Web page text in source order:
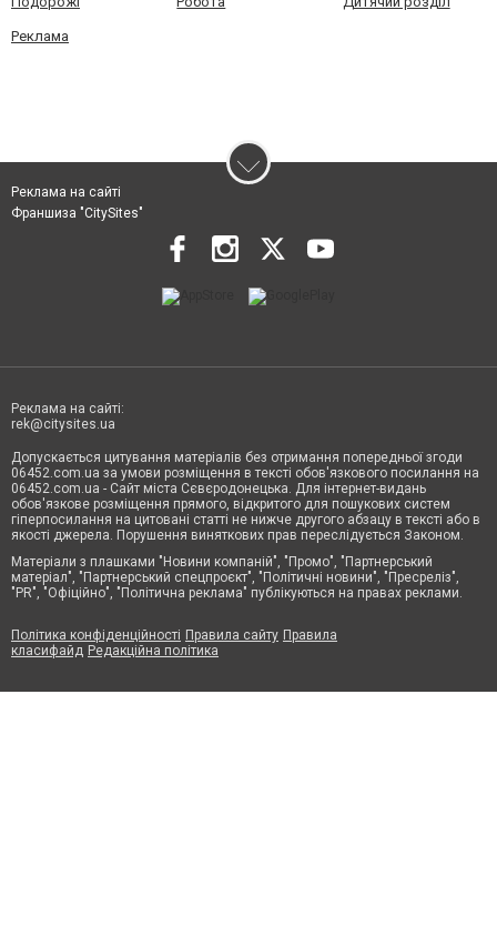
Реклама
Реклама на сайті
Франшиза "CitySites"
Реклама на сайті:
rek@citysites.ua
Допускається цитування матеріалів без отримання попередньої згоди
06452.com.ua за умови розміщення в тексті обов'язкового посилання на
06452.com.ua - Сайт міста Сєвєродонецька. Для інтернет-видань
обов'язкове розміщення прямого, відкритого для пошукових систем
гіперпосилання на цитовані статті не нижче другого абзацу в тексті або в
якості джерела. Порушення виняткових прав переслідується Законом.
Матеріали з плашками "Новини компаній", "Промо", "Партнерський
матеріал", "Партнерський спецпроєкт", "Політичні новини", "Пресреліз",
"PR", "Офіційно", "Політична реклама" публікуються на правах реклами.
Політика конфіденційності Правила сайту Правила
класифайд Редакційна політика